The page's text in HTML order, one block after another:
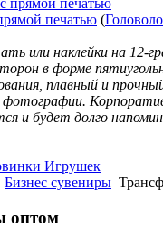
печатью (
или наклейки на 12-
в форме
плавный и
и будет долго
Игрушек
Бизнес сувениры
оптом